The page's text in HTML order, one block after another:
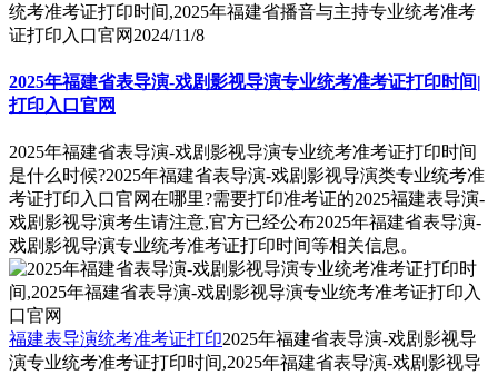
统考准考证打印时间,2025年福建省播音与主持专业统考准考
证打印入口官网 2024/11/8
2025年福建省表导演-戏剧影视导演专业统考准考证打印时间|
打印入口官网
2025年福建省表导演-戏剧影视导演专业统考准考证打印时间
是什么时候?2025年福建省表导演-戏剧影视导演类专业统考准
考证打印入口官网在哪里?需要打印准考证的2025福建表导演-
戏剧影视导演考生请注意,官方已经公布2025年福建省表导演-
戏剧影视导演专业统考准考证打印时间等相关信息。
福建表导演统考准考证打印2025年福建省表导演-戏剧影视导
演专业统考准考证打印时间,2025年福建省表导演-戏剧影视导